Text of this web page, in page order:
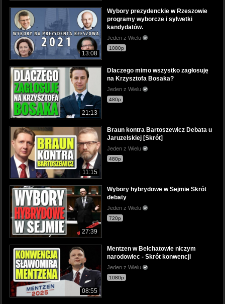
13:08
Wybory prezydenckie w Rzeszowie
programy wyborcze i sylwetki
kandydatów.
Jeden z Wielu
1080p
21:13
Dlaczego mimo wszystko zagłosuję
na Krzysztofa Bosaka?
Jeden z Wielu
480p
11:15
Braun kontra Bartoszewicz Debata u
Jaruzelskiej [Skrót]
Jeden z Wielu
480p
27:39
Wybory hybrydowe w Sejmie Skrót
debaty
Jeden z Wielu
720p
08:55
Mentzen w Bełchatowie niczym
narodowiec - Skrót konwencji
Jeden z Wielu
1080p